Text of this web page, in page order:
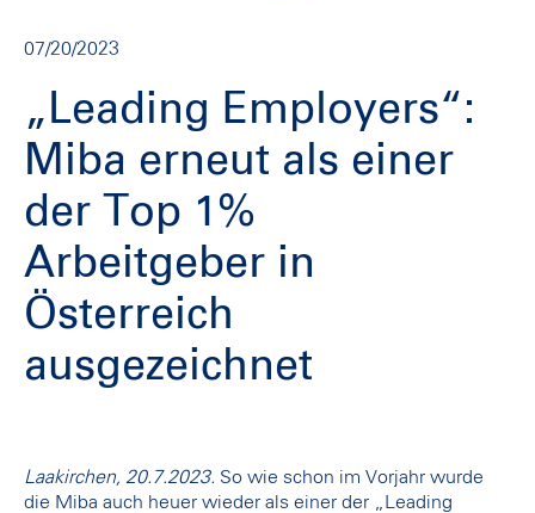
07/20/2023
„Leading Employers“:
Miba erneut als einer
der Top 1%
Arbeitgeber in
Österreich
ausgezeichnet
Laakirchen, 20.7.2023. So wie schon im Vorjahr wurde
die Miba auch heuer wieder als einer der „Leading